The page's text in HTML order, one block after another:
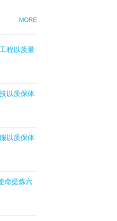
MORE
程以质量
以质保体
以质保体
命提炼六